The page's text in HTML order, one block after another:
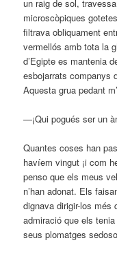
un raig de sol,
microscòpiques
filtrava obliquament
vermellós amb tota la
d’Egipte es mantenia
esbojarrats companys
Aquesta grua pedant
—¡Qui pogués ser un
Quantes coses han
havíem vingut ¡i com
penso que els meus
n’han adonat. Els
dignava dirigir-los més
admiració que els
seus plomatges